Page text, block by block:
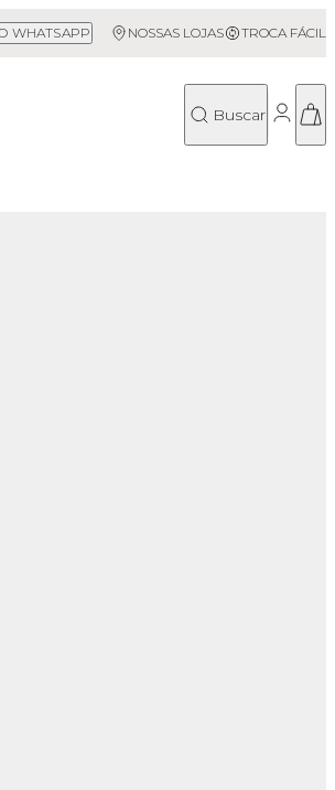
até 50% Off
WHATSAPP NOSSAS LOJAS TROCA FÁCIL
Buscar